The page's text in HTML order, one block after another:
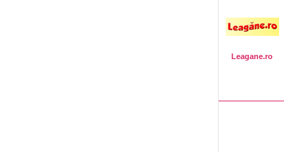
Leagane.ro